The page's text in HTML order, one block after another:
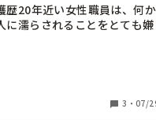
歴20年近い女性職員は、何か
に濡らされることをとても嫌
自分で濡れるのは良いみた
たらタオルとかドライヤー
きてないの？濡らされて透
ら？とか色々と思ってしまい
3 ・ 07/